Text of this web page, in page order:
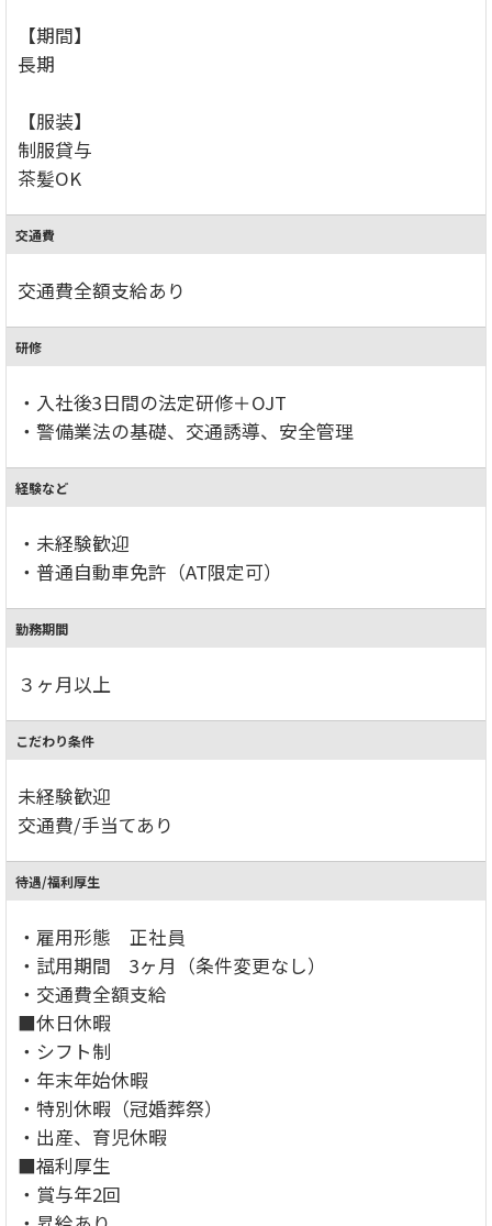
【期間】
長期
【服装】
制服貸与
茶髪OK
交通費
交通費全額支給あり
研修
・入社後3日間の法定研修＋OJT
・警備業法の基礎、交通誘導、安全管理
経験など
・未経験歓迎
・普通自動車免許（AT限定可）
勤務期間
３ヶ月以上
こだわり条件
未経験歓迎
交通費/手当てあり
待遇/福利厚生
・雇用形態 正社員
・試用期間 3ヶ月（条件変更なし）
・交通費全額支給
■休日休暇
・シフト制
・年末年始休暇
・特別休暇（冠婚葬祭）
・出産、育児休暇
■福利厚生
・賞与年2回